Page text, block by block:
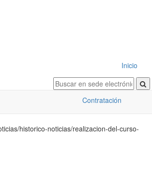
Inicio
Contratación
historico-noticias/realizacion-del-curso-